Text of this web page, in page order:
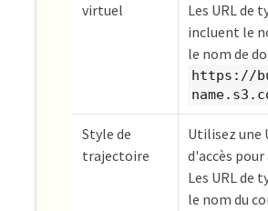
virtuel
Les URL de
incluent le
le nom de
https://
Style de
trajectoire
Utilisez une
d'accès
Les URL de
le nom du